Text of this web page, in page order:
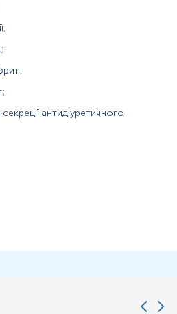
антидіуретичного